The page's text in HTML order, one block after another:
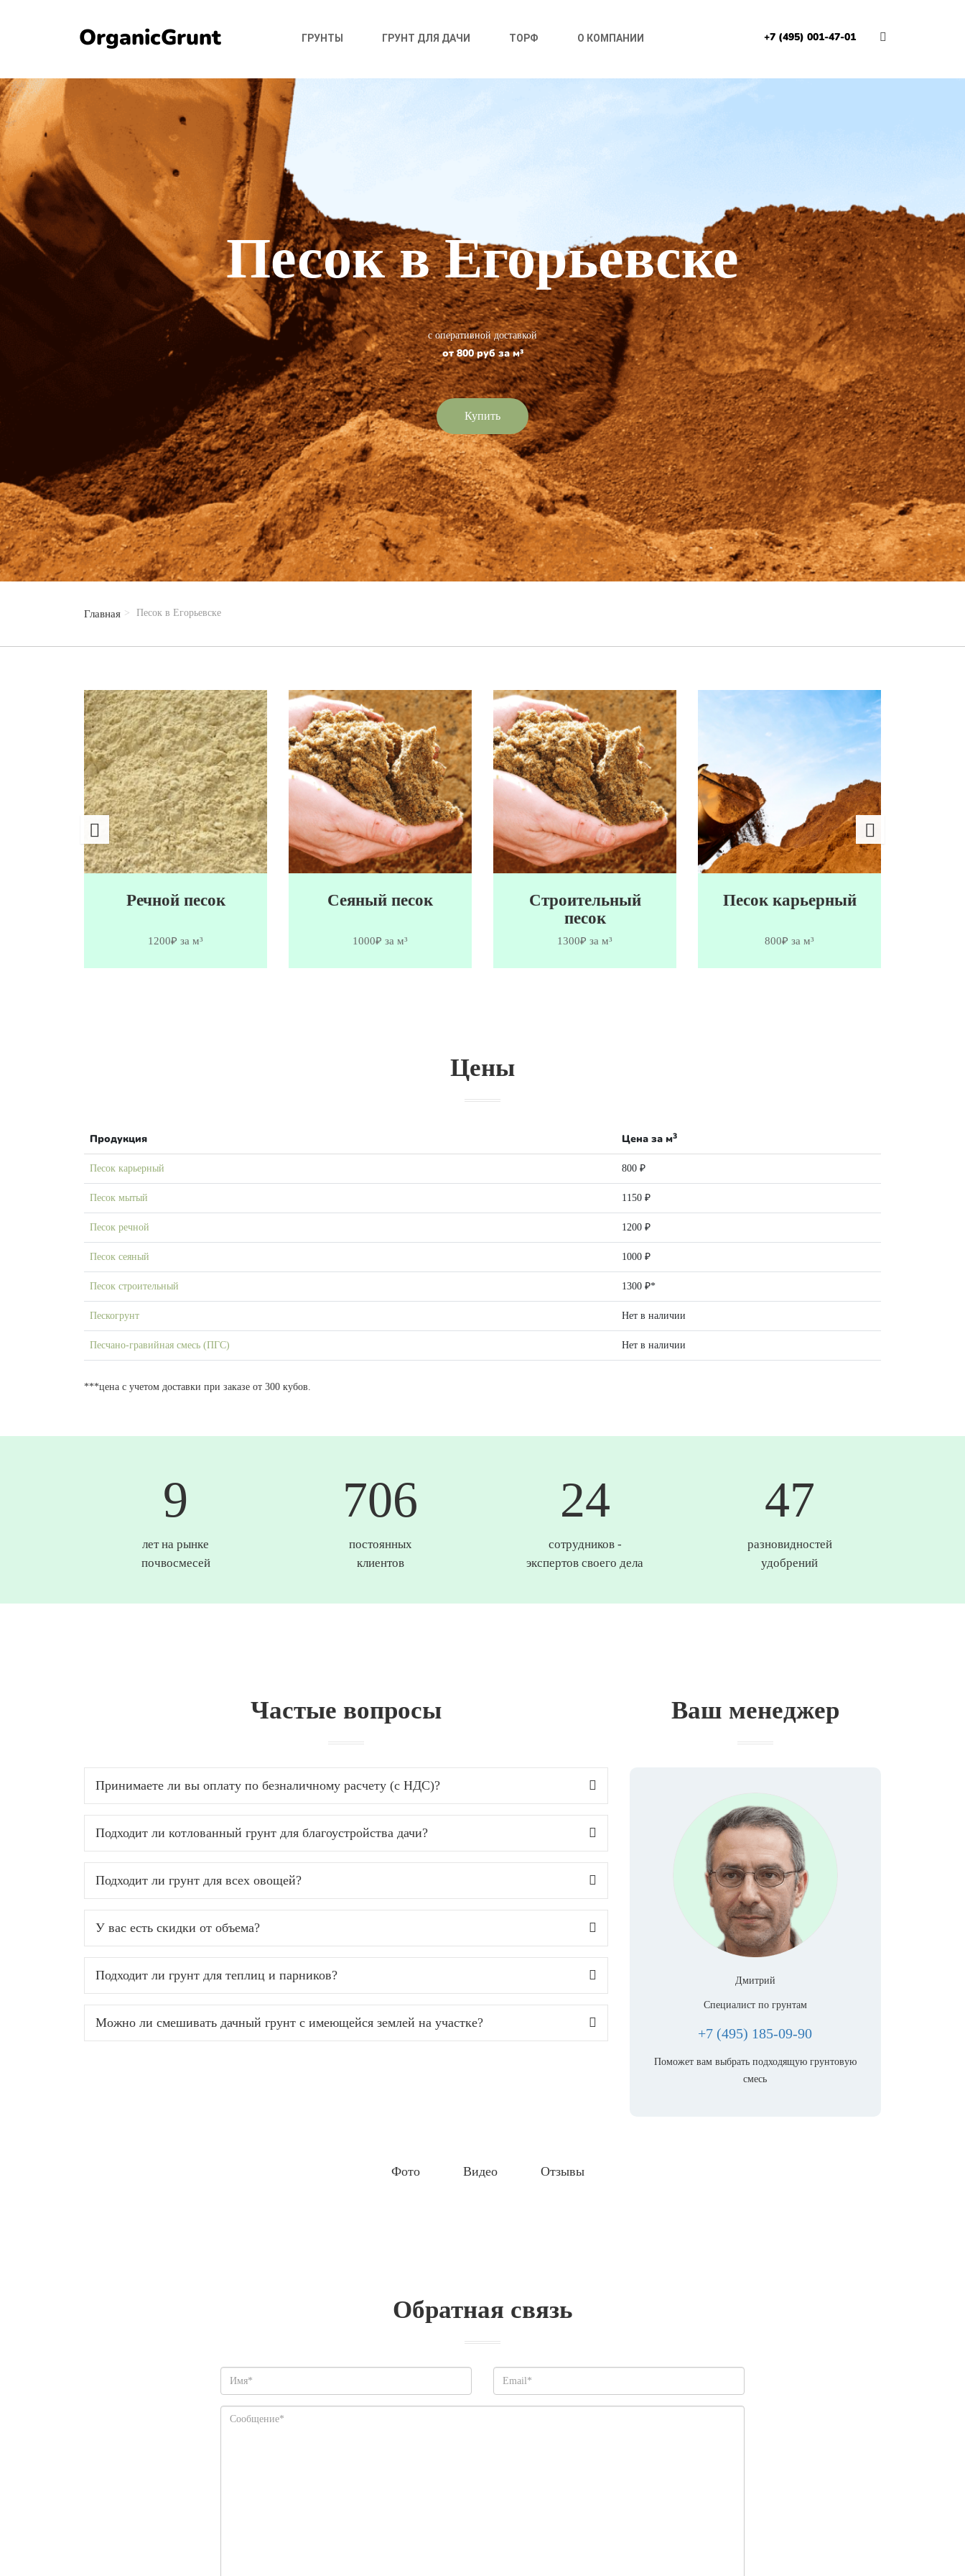
OrganicGrunt ГРУНТЫ ГРУНТ ДЛЯ ДАЧИ ТОРФ О КОМПАНИИ +7 (495) 001-47-01
Песок в Егорьевске
с оперативной доставкой
от 800 руб за м³
Купить
Главная Песок в Егорьевске
Речной песок
1200₽ за м³
Сеяный песок
1000₽ за м³
Строительный
песок
1300₽ за м³
Песок карьерный
800₽ за м³
Цены
Продукция Цена за м3
Песок карьерный 800 ₽
Песок мытый 1150 ₽
Песок речной 1200 ₽
Песок сеяный 1000 ₽
Песок строительный 1300 ₽*
Пескогрунт Нет в наличии
Песчано-гравийная смесь (ПГС) Нет в наличии
***цена с учетом доставки при заказе от 300 кубов.
10
лет на рынке
почвосмесей
745
постоянных
клиентов
25
сотрудников -
экспертов своего дела
50
разновидностей
удобрений
Частые вопросы
Принимаете ли вы оплату по безналичному расчету (с НДС)?
Подходит ли котлованный грунт для благоустройства дачи?
Подходит ли грунт для всех овощей?
У вас есть скидки от объема?
Подходит ли грунт для теплиц и парников?
Можно ли смешивать дачный грунт с имеющейся землей на участке?
Ваш менеджер
Дмитрий
Специалист по грунтам
+7 (495) 185-09-90
Поможет вам выбрать подходящую грунтовую
смесь
Фото Видео Отзывы
Обратная связь